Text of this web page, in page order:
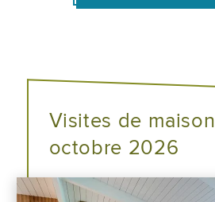
Visites de
octobre 2026